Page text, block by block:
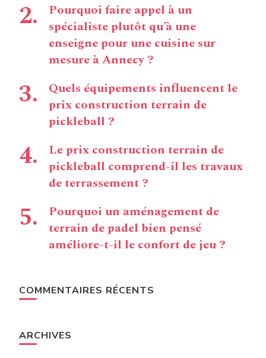
Pourquoi faire appel à un
spécialiste plutôt qu’à une
enseigne pour une cuisine sur
mesure à Annecy ?
Quels équipements influencent le
prix construction terrain de
pickleball ?
Le prix construction terrain de
pickleball comprend-il les travaux
de terrassement ?
Pourquoi un aménagement de
terrain de padel bien pensé
améliore-t-il le confort de jeu ?
COMMENTAIRES RÉCENTS
ARCHIVES